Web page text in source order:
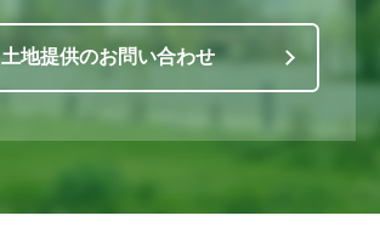
土地提供のお問い合わせ